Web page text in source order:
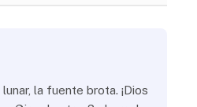
la fuente brota. ¡Dios